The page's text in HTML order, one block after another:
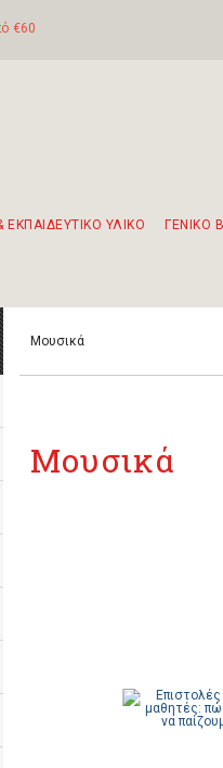
€60
ΕΚΠΑΙΔΕΥΤΙΚΟ ΥΛΙΚΟ ΓΕΝΙΚΟ
Μουσικά
Μουσικά